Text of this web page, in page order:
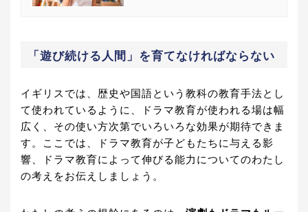
「遊び続ける人間」を育てなければならない
イギリスでは、歴史や国語という教科の教育手法とし
て使われているように、ドラマ教育が使われる場は幅
広く、その使い方次第でいろいろな効果が期待できま
す。ここでは、ドラマ教育が子どもたちに与える影
響、ドラマ教育によって伸びる能力についてのわたし
の考えをお伝えしましょう。